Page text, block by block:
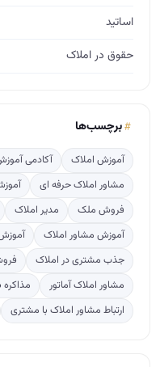
اساتید
حقوق در املاک
برچسب‌ها
آموزش املاک آکادمی
مشاور املاک حرفه ای
فروش ملک
مدیر املاک
آموزش مشاور املاک
جذب مشتری در املاک
مشاور املاک آماتور
ارتباط مشاور املاک با مشتری